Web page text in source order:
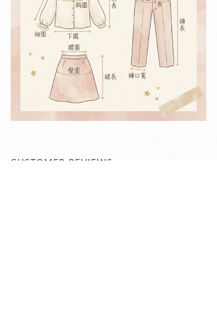
CUSTOMER REVIEWS